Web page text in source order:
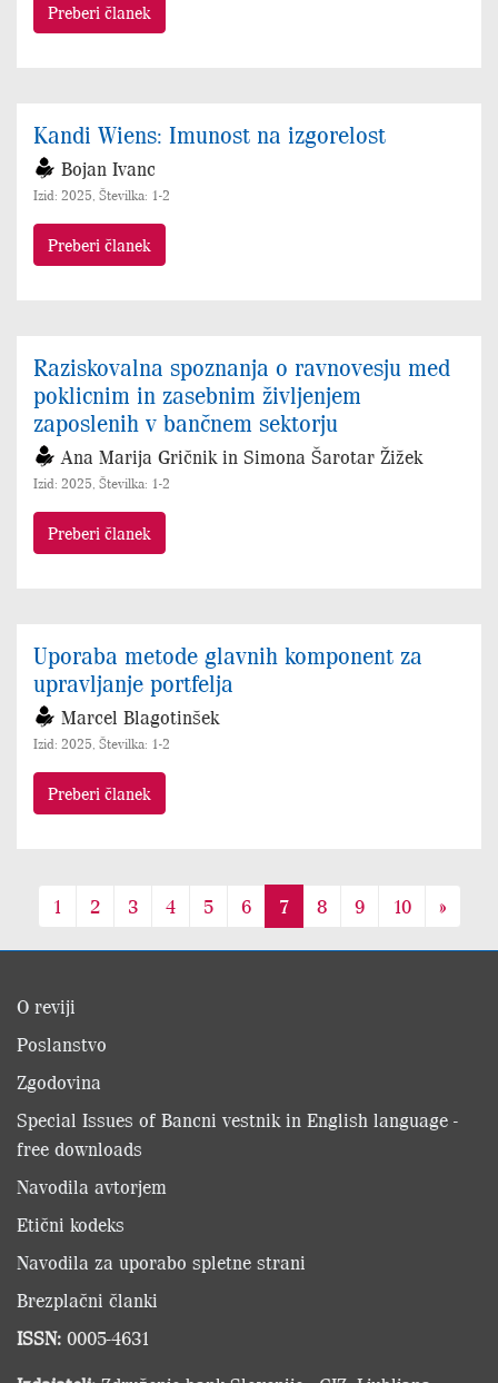
Preberi članek
Kandi Wiens: Imunost na izgorelost
Bojan Ivanc
Izid: 2025, Številka: 1-2
Preberi članek
Raziskovalna spoznanja o ravnovesju med
poklicnim in zasebnim življenjem
zaposlenih v bančnem sektorju
Ana Marija Gričnik in Simona Šarotar Žižek
Izid: 2025, Številka: 1-2
Preberi članek
Uporaba metode glavnih komponent za
upravljanje portfelja
Marcel Blagotinšek
Izid: 2025, Številka: 1-2
Preberi članek
1 2 3 4 5 6 7 8 9 10 »
O reviji
Poslanstvo
Zgodovina
Special Issues of Bancni vestnik in English language -
free downloads
Navodila avtorjem
Etični kodeks
Navodila za uporabo spletne strani
Brezplačni članki
ISSN: 0005-4631